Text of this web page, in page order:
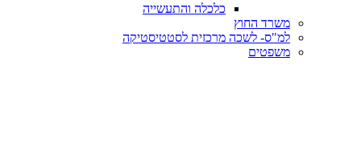
כלכלה והתעשייה
משרד החוץ
למ"ס- לשכה מרכזית לסטטיסטיקה
משפטים